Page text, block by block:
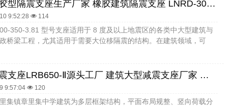
建筑橡胶型隔震支座生产厂家 橡胶建筑隔震支座 LNRD-300建筑橡胶隔震支座厂家
9:52:28 114
350-3.81 型号支座适用于 8 度及以上地震区的各类中大型建筑与
桥梁工程，尤其适用于需要大位移隔震的结构。在建筑领域，可
建筑隔震支座LRB650-Ⅱ源头工厂 建筑大型减震支座厂家 建筑隔震支座I型生产厂家
9:57:04 120
集镇章里集中学建筑为多层框架结构，平面布局规整、竖向荷载分